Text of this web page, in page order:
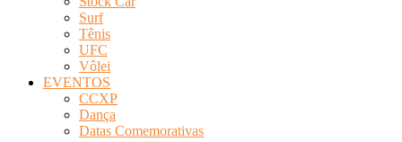
Surf
Tênis
UFC
Vôlei
EVENTOS
CCXP
Dança
Datas Comemorativas